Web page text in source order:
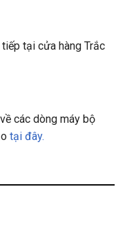
tại cửa hàng Trắc
các dòng máy bộ
tại đây.